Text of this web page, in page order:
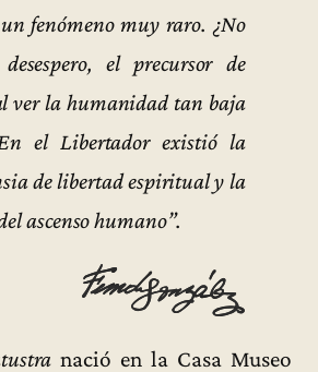
fenómeno muy raro. ¿No
el precursor de
ver la humanidad tan baja
el Libertador existió la
de libertad espiritual y la
ascenso humano”.
nació en la Casa Museo